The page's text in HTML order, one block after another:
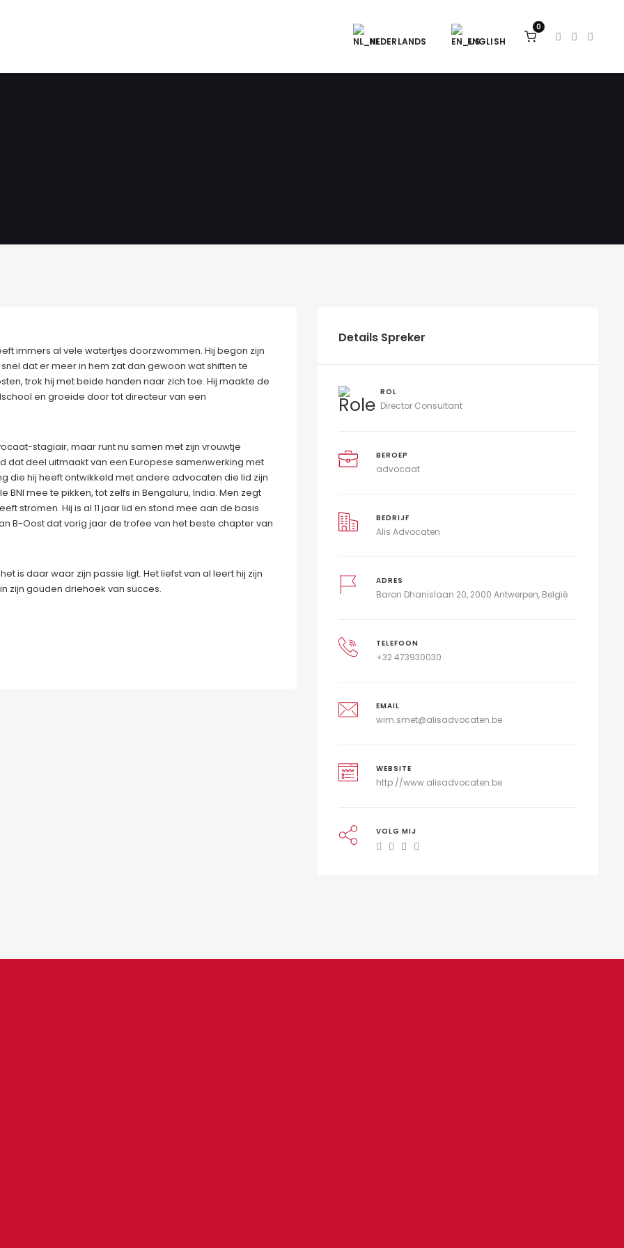
NEDERLANDS ENGLISH
0
immers al vele watertjes doorzwommen. Hij begon zijn
dat er meer in hem zat dan gewoon wat shiften te
trok hij met beide handen naar zich toe. Hij maakte de
en groeide door tot directeur van een
stagiair, maar runt nu samen met zijn vrouwtje
dat deel uitmaakt van een Europese samenwerking met
die hij heeft ontwikkeld met andere advocaten die lid zijn
mee te pikken, tot zelfs in Bengaluru, India. Men zegt
stromen. Hij is al 11 jaar lid en stond mee aan de basis
B-Oost dat vorig jaar de trofee van het beste chapter van
is daar waar zijn passie ligt. Het liefst van al leert hij zijn
zijn gouden driehoek van succes.
Details Spreker
ROL
Director Consultant
BEROEP
advocaat
BEDRIJF
Alis Advocaten
ADRES
Baron Dhanislaan 20, 2000 Antwerpen, België
TELEFOON
+32 473930030
EMAIL
wim.smet@alisadvocaten.be
WEBSITE
http://www.alisadvocaten.be
VOLG MIJ